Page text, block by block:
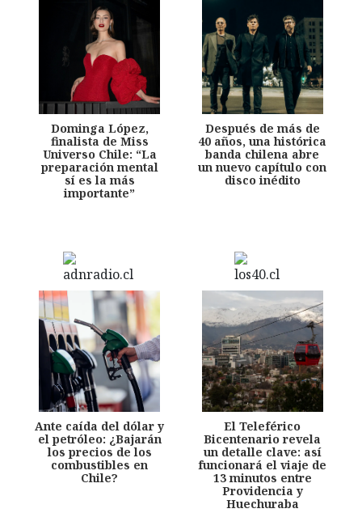
Dominga López,
finalista de Miss
Universo Chile: “La
preparación mental
sí es la más
importante”
Después de más de
40 años, una histórica
banda chilena abre
un nuevo capítulo con
disco inédito
Ante caída del dólar y
el petróleo: ¿Bajarán
los precios de los
combustibles en
Chile?
El Teleférico
Bicentenario revela
un detalle clave: así
funcionará el viaje de
13 minutos entre
Providencia y
Huechuraba